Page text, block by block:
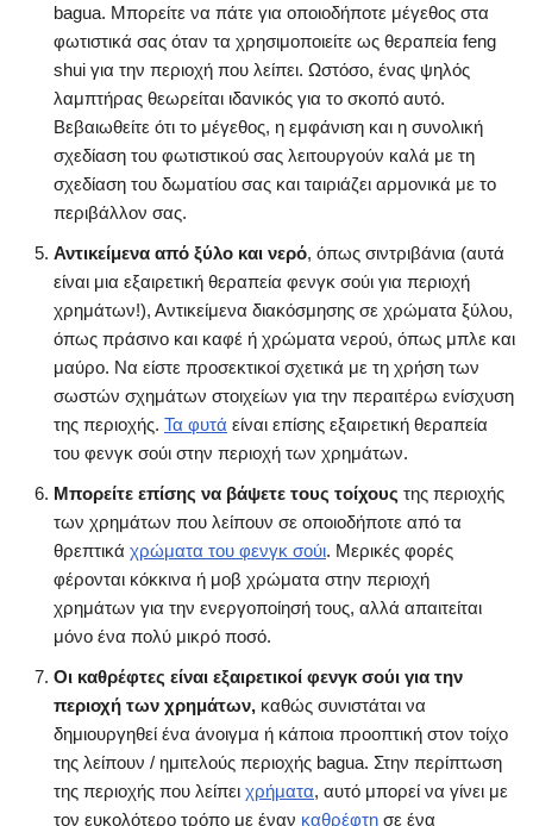
bagua. Μπορείτε να πάτε για οποιοδήποτε μέγεθος στα
φωτιστικά σας όταν τα χρησιμοποιείτε ως θεραπεία feng
shui για την περιοχή που λείπει. Ωστόσο, ένας ψηλός
λαμπτήρας θεωρείται ιδανικός για το σκοπό αυτό.
Βεβαιωθείτε ότι το μέγεθος, η εμφάνιση και η συνολική
σχεδίαση του φωτιστικού σας λειτουργούν καλά με τη
σχεδίαση του δωματίου σας και ταιριάζει αρμονικά με το
περιβάλλον σας.
Αντικείμενα από ξύλο και νερό, όπως σιντριβάνια (αυτά
είναι μια εξαιρετική θεραπεία φενγκ σούι για περιοχή
χρημάτων!), Αντικείμενα διακόσμησης σε χρώματα ξύλου,
όπως πράσινο και καφέ ή χρώματα νερού, όπως μπλε και
μαύρο. Να είστε προσεκτικοί σχετικά με τη χρήση των
σωστών σχημάτων στοιχείων για την περαιτέρω ενίσχυση
της περιοχής. Τα φυτά είναι επίσης εξαιρετική θεραπεία
του φενγκ σούι στην περιοχή των χρημάτων.
Μπορείτε επίσης να βάψετε τους τοίχους της περιοχής
των χρημάτων που λείπουν σε οποιοδήποτε από τα
θρεπτικά χρώματα του φενγκ σούι. Μερικές φορές
φέρονται κόκκινα ή μοβ χρώματα στην περιοχή
χρημάτων για την ενεργοποίησή τους, αλλά απαιτείται
μόνο ένα πολύ μικρό ποσό.
Οι καθρέφτες είναι εξαιρετικοί φενγκ σούι για την
περιοχή των χρημάτων, καθώς συνιστάται να
δημιουργηθεί ένα άνοιγμα ή κάποια προοπτική στον τοίχο
της λείπουν / ημιτελούς περιοχής bagua. Στην περίπτωση
της περιοχής που λείπει χρήματα, αυτό μπορεί να γίνει με
τον ευκολότερο τρόπο με έναν καθρέφτη σε ένα